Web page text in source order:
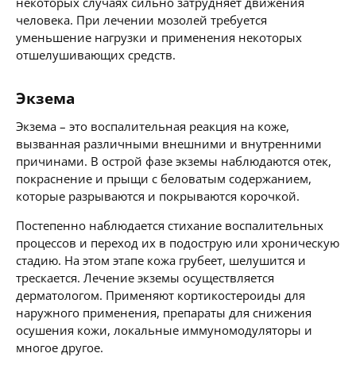
человека. При лечении мозолей требуется
уменьшение нагрузки и применения некоторых
отшелушивающих средств.
Экзема
Экзема – это воспалительная реакция на коже,
вызванная различными внешними и внутренними
причинами. В острой фазе экземы наблюдаются отек,
покраснение и прыщи с беловатым содержанием,
которые разрываются и покрываются корочкой.
Постепенно наблюдается стихание воспалительных
процессов и переход их в подострую или хроническую
стадию. На этом этапе кожа грубеет, шелушится и
трескается. Лечение экземы осуществляется
дерматологом. Применяют кортикостероиды для
наружного применения, препараты для снижения
осушения кожи, локальные иммуномодуляторы и
многое другое.